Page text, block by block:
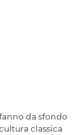
da sfondo
classica